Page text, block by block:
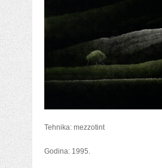
Tehnika: mezzotint
Godina: 1995.